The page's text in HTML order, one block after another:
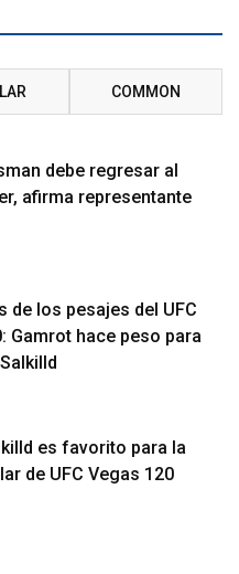
COMMON
debe regresar al
afirma representante
de los pesajes del UFC
Gamrot hace peso para
es favorito para la
de UFC Vegas 120